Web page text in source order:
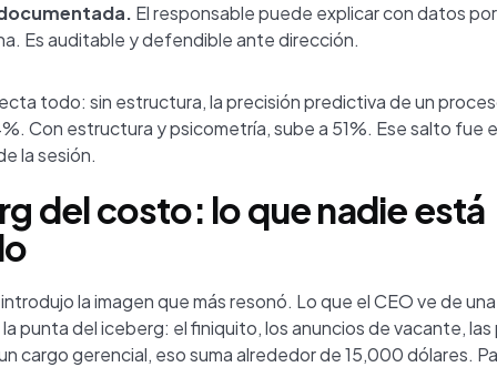
El responsable puede explicar con datos
Es auditable y defendible ante dirección.
todo: sin estructura, la precisión predictiva de un
Con estructura y psicometría, sube a 51%. Ese salto fue
la sesión.
del costo: lo que nadie está
la imagen que más resonó. Lo que el CEO ve de
punta del iceberg: el finiquito, los anuncios de vacante, las
cargo gerencial, eso suma alrededor de 15,000 dólares.